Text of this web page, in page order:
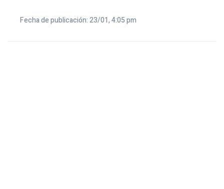
Fecha de publicación: 23/01, 4:05 pm